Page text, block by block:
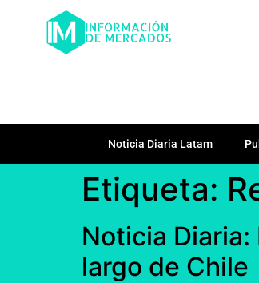
Noticia Diaria Latam
Etiqueta:
Noticia
largo de Chile